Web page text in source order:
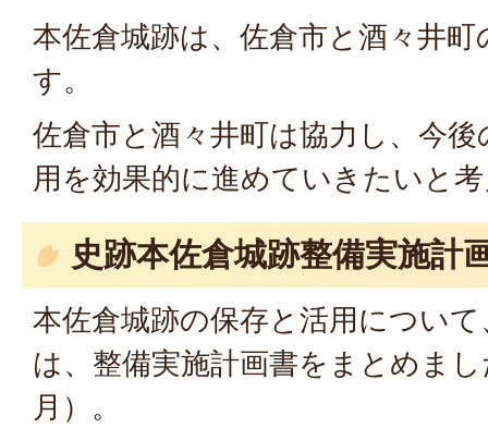
本佐倉城跡は、佐倉市と酒々井
す。
佐倉市と酒々井町は協力し、今
用を効果的に進めていきたいと
史跡本佐倉城跡整備実施計
本佐倉城跡の保存と活用につい
は、整備実施計画書をまとめま
月）。